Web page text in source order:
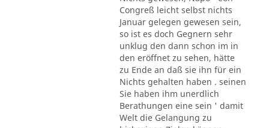
Congreß leicht selbst nichts
Januar gelegen gewesen sein,
so ist es doch Gegnern sehr
unklug den dann schon im in
den eröffnet zu sehen, hätte
zu Ende an daß sie ihn für ein
Nichts gehalten haben . seinen
Sie haben ihm unerdlich
Berathungen eine sein ' damit
Welt die Gelangung zu